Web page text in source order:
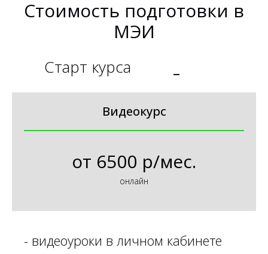
Стоимость подготовки в
МЭИ
Старт курса
Видеокурс
от 6500 р/мес.
онлайн
- видеоуроки в личном кабинете